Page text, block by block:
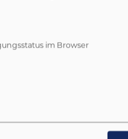
arbeiten
Mitarbeiter.
Regina
arbeitet eine
Chance
im Browser